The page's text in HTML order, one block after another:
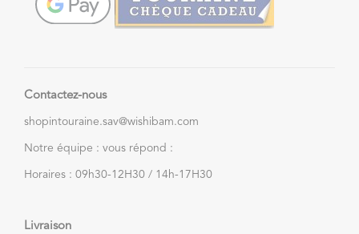
Contactez-nous
shopintouraine.sav@wishibam.com
Notre équipe : vous répond :
Horaires : 09h30-12H30 / 14h-17H30
Livraison